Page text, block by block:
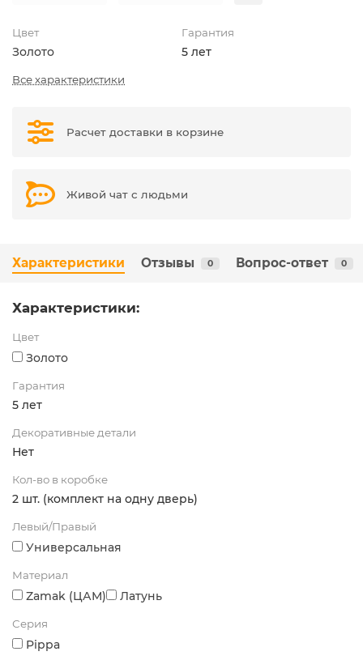
Цвет
Золото
Гарантия
5 лет
Все характеристики
Расчет доставки в корзине
Живой чат с людьми
Характеристики Отзывы 0 Вопрос-ответ 0
Характеристики:
Цвет
Золото
Гарантия
5 лет
Декоративные детали
Нет
Кол-во в коробке
2 шт. (комплект на одну дверь)
Левый/Правый
Универсальная
Материал
Zamak (ЦАМ) Латунь
Серия
Pippa